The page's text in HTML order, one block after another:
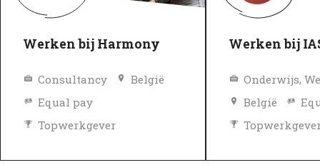
Werken bij Harmony
Consultancy
België
Equal pay
Topwerkgever
Werken bij
België